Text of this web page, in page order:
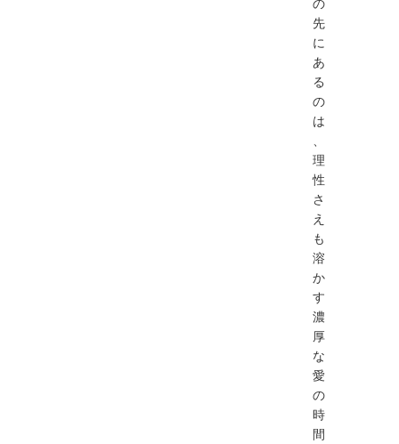
先
に
あ
る
の
は
理
性
さ
え
も
溶
か
す
濃
厚
な
愛
の
時
間